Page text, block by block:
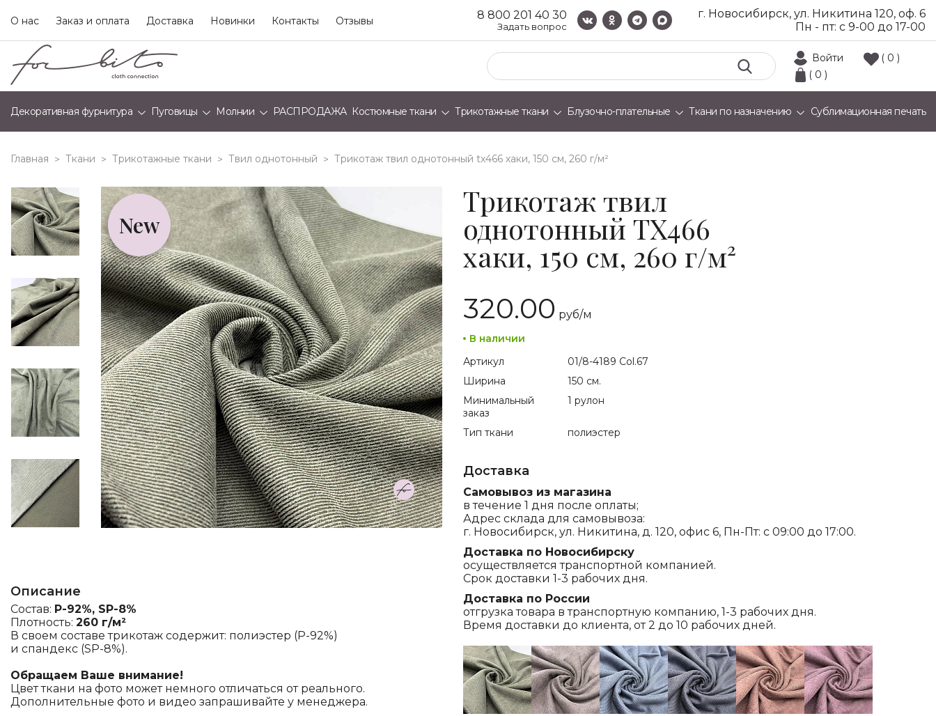
О нас Заказ и оплата Доставка Новинки Контакты Отзывы 8 800 201 40 30
Задать вопрос
г. Новосибирск, ул. Никитина 120, оф. 6
Пн - пт: с 9-00 до 17-00
Войти
( 0 )
( 0 )
Декоративная фурнитура Пуговицы Молнии РАСПРОДАЖА Костюмные ткани Трикотажные ткани Блузочно-плательные Ткани по назначению Сублимационная печать
Главная > Ткани > Трикотажные ткани > Твил однотонный > трикотаж твил однотонный tx466 хаки, 150 см, 260 г/м²
New
Описание
Состав: P-92%, SP-8%
Плотность: 260 г/м²
В своем составе трикотаж содержит: полиэстер (P-92%)
и спандекс (SP-8%).
Обращаем Ваше внимание!
Цвет ткани на фото может немного отличаться от реального.
Дополнительные фото и видео запрашивайте у менеджера.
Трикотаж твил
однотонный TX466
хаки, 150 см, 260 г/м²
320.00 руб/м
В наличии
Артикул
01/8-4189 Col.67
Ширина
150 см.
Минимальный
заказ
1 рулон
Тип ткани полиэстер
Доставка
Самовывоз из магазина
в течение 1 дня после оплаты;
Адрес склада для самовывоза:
г. Новосибирск, ул. Никитина, д. 120, офис 6, Пн-Пт: с 09:00 до 17:00.
Доставка по Новосибирску
осуществляется транспортной компанией.
Срок доставки 1-3 рабочих дня.
Доставка по России
отгрузка товара в транспортную компанию, 1-3 рабочих дня.
Время доставки до клиента, от 2 до 10 рабочих дней.